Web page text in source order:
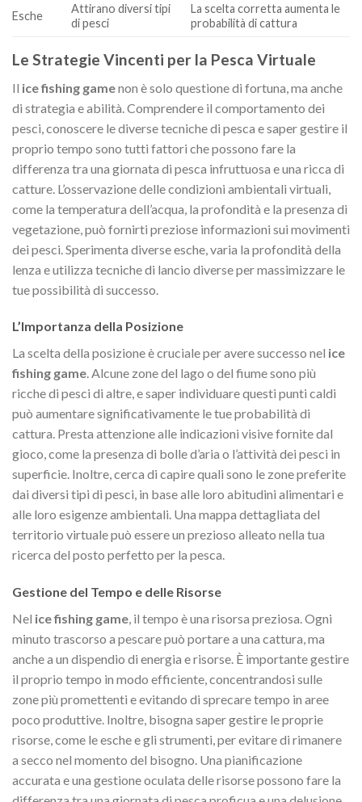
Esche
Attirano diversi tipi
di pesci
La scelta corretta aumenta le
probabilità di cattura
Le Strategie Vincenti per la Pesca Virtuale
Il ice fishing gamenon è solo questione di fortuna, ma anche
di strategia e abilità. Comprendere il comportamento dei
pesci, conoscere le diverse tecniche di pesca e saper gestire il
proprio tempo sono tutti fattori che possono fare la
differenza tra una giornata di pesca infruttuosa e una ricca di
catture. L’osservazione delle condizioni ambientali virtuali,
come la temperatura dell’acqua, la profondità e la presenza di
vegetazione, può fornirti preziose informazioni sui movimenti
dei pesci. Sperimenta diverse esche, varia la profondità della
lenza e utilizza tecniche di lancio diverse per massimizzare le
tue possibilità di successo.
L’Importanza della Posizione
La scelta della posizione è cruciale per avere successo nel ice
fishing game. Alcune zone del lago o del fiume sono più
ricche di pesci di altre, e saper individuare questi punti caldi
può aumentare significativamente le tue probabilità di
cattura. Presta attenzione alle indicazioni visive fornite dal
gioco, come la presenza di bolle d’aria o l’attività dei pesci in
superficie. Inoltre, cerca di capire quali sono le zone preferite
dai diversi tipi di pesci, in base alle loro abitudini alimentari e
alle loro esigenze ambientali. Una mappa dettagliata del
territorio virtuale può essere un prezioso alleato nella tua
ricerca del posto perfetto per la pesca.
Gestione del Tempo e delle Risorse
Nel ice fishing game, il tempo è una risorsa preziosa. Ogni
minuto trascorso a pescare può portare a una cattura, ma
anche a un dispendio di energia e risorse. È importante gestire
il proprio tempo in modo efficiente, concentrandosi sulle
zone più promettenti e evitando di sprecare tempo in aree
poco produttive. Inoltre, bisogna saper gestire le proprie
risorse, come le esche e gli strumenti, per evitare di rimanere
a secco nel momento del bisogno. Una pianificazione
accurata e una gestione oculata delle risorse possono fare la